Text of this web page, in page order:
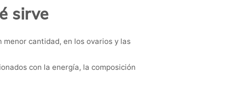
sirve
cantidad, en los ovarios y las
con la energía, la composición